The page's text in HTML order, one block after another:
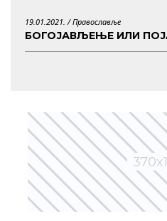
19.01.2021. /Православље
БОГОЈАВЉЕЊЕ ИЛИ